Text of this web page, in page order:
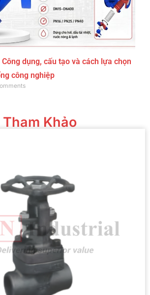
Công dụng, cấu tạo và cách lựa chọn
công nghiệp
Khảo